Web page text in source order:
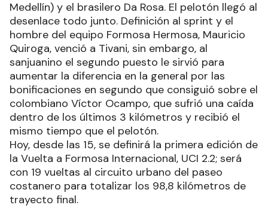
Medellín) y el brasilero Da Rosa. El pelotón llegó al
desenlace todo junto. Definición al sprint y el
hombre del equipo Formosa Hermosa, Mauricio
Quiroga, venció a Tivani, sin embargo, al
sanjuanino el segundo puesto le sirvió para
aumentar la diferencia en la general por las
bonificaciones en segundo que consiguió sobre el
colombiano Víctor Ocampo, que sufrió una caída
dentro de los últimos 3 kilómetros y recibió el
mismo tiempo que el pelotón.
Hoy, desde las 15, se definirá la primera edición de
la Vuelta a Formosa Internacional, UCI 2.2; será
con 19 vueltas al circuito urbano del paseo
costanero para totalizar los 98,8 kilómetros de
trayecto final.